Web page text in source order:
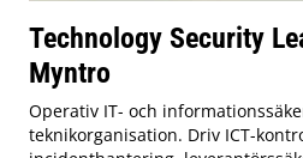
Technology Security
Myntro
Operativ IT- och
teknikorganisation. Driv ICT-